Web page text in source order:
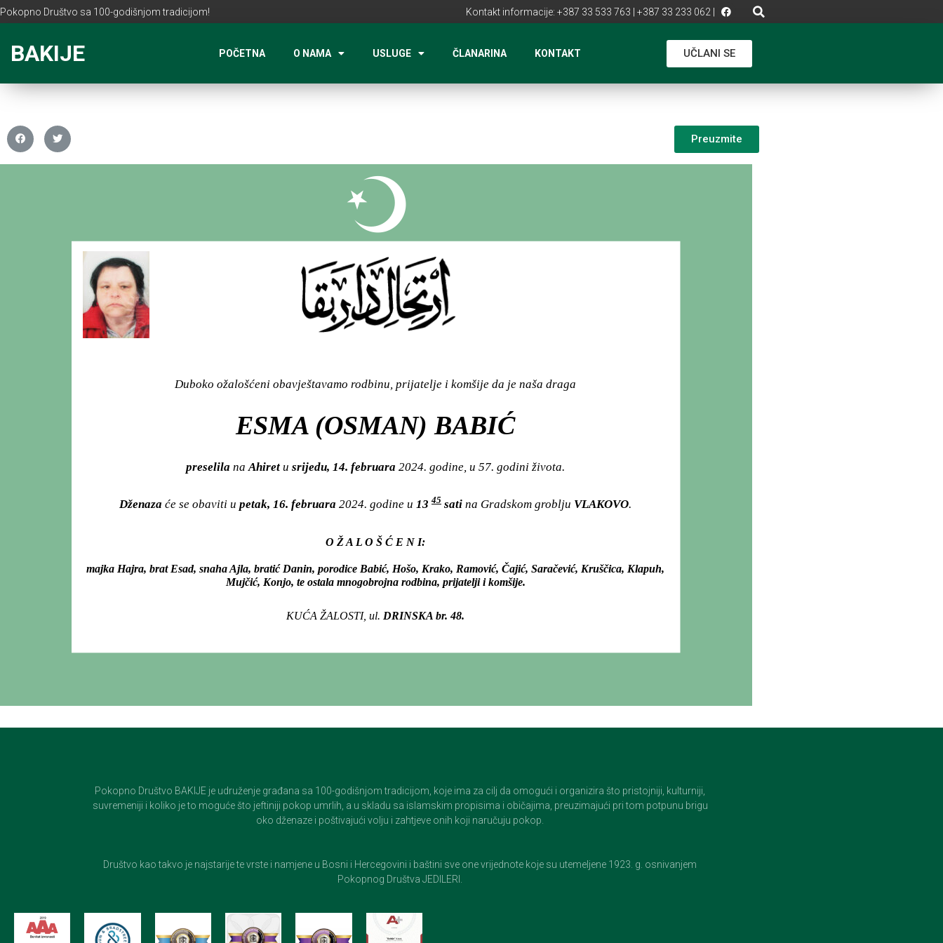
Pokopno Društvo sa 100-godišnjom tradicijom! Kontakt informacije: +387 33 533 763 | +387 33 233 062 |
BAKIJE POČETNA O NAMA USLUGE ČLANARINA KONTAKT UČLANI SE
Preuzmite
Duboko ožalošćeni obavještavamo rodbinu, prijatelje i komšije da je naša draga
ESMA (OSMAN) BABIĆ
preselila naAhiret u srijedu, 14. februara 2024. godine, u 57. godini života.
Dženaza će se obaviti u petak, 16. februara 2024. godine u 13 45 sati na Gradskom groblju VLAKOVO.
O Ž A L O Š Ć E N I:
majka Hajra, brat Esad, snaha Ajla, bratić Danin, porodice Babić, Hošo, Krako, Ramović, Čajić, Saračević, Kruščica, Klapuh,
Mujčić, Konjo, te ostala mnogobrojna rodbina, prijatelji i komšije.
KUĆA ŽALOSTI, ul. DRINSKA br. 48.
Pokopno Društvo BAKIJE je udruženje građana sa 100-godišnjom tradicijom, koje ima za cilj da omogući i organizira što pristojniji, kulturniji,
suvremeniji i koliko je to moguće što jeftiniji pokop umrlih, a u skladu sa islamskim propisima i običajima, preuzimajući pri tom potpunu brigu
oko dženaze i poštivajući volju i zahtjeve onih koji naručuju pokop.
Društvo kao takvo je najstarije te vrste i namjene u Bosni i Hercegovini i baštini sve one vrijednote koje su utemeljene 1923. g. osnivanjem
Pokopnog Društva JEDILERI.